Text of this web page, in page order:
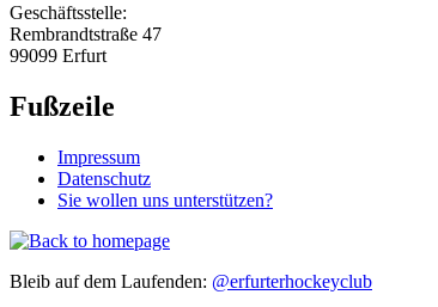
Geschäftsstelle:
Rembrandtstraße 47
99099 Erfurt
Fußzeile
Impressum
Datenschutz
Sie wollen uns unterstützen?
Bleib auf dem Laufenden: @erfurterhockeyclub